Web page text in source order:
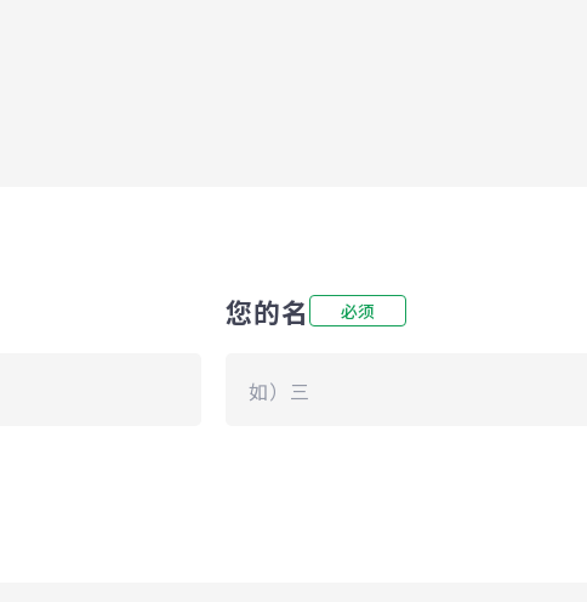
您的名 必须